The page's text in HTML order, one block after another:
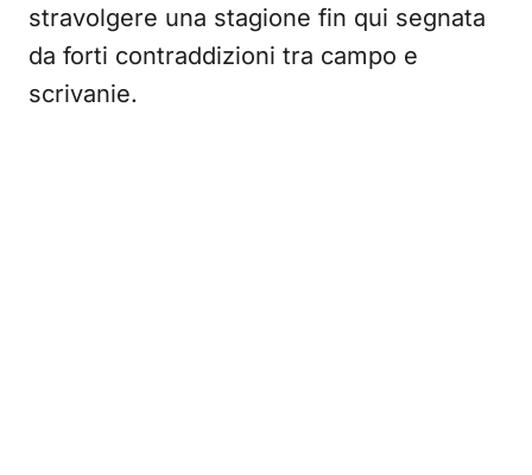
stravolgere una stagione fin qui segnata
da forti contraddizioni tra campo e
scrivanie.